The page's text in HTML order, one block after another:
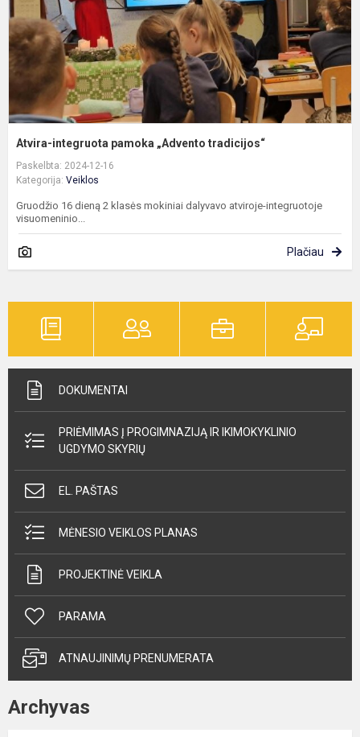
Atvira-integruota pamoka „Advento tradicijos“
Paskelbta: 2024-12-16
Kategorija: Veiklos
Gruodžio 16 dieną 2 klasės mokiniai dalyvavo atviroje-integruotoje
visuomeninio...
Plačiau
DOKUMENTAI
PRIĖMIMAS Į PROGIMNAZIJĄ IR IKIMOKYKLINIO
UGDYMO SKYRIŲ
EL. PAŠTAS
MĖNESIO VEIKLOS PLANAS
PROJEKTINĖ VEIKLA
PARAMA
ATNAUJINIMŲ PRENUMERATA
Archyvas